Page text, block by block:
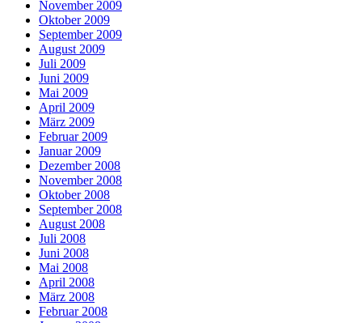
November 2009
Oktober 2009
September 2009
August 2009
Juli 2009
Juni 2009
Mai 2009
April 2009
März 2009
Februar 2009
Januar 2009
Dezember 2008
November 2008
Oktober 2008
September 2008
August 2008
Juli 2008
Juni 2008
Mai 2008
April 2008
März 2008
Februar 2008